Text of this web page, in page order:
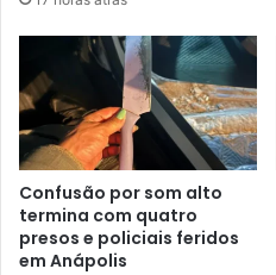
Confusão por som alto
termina com quatro
presos e policiais feridos
em Anápolis